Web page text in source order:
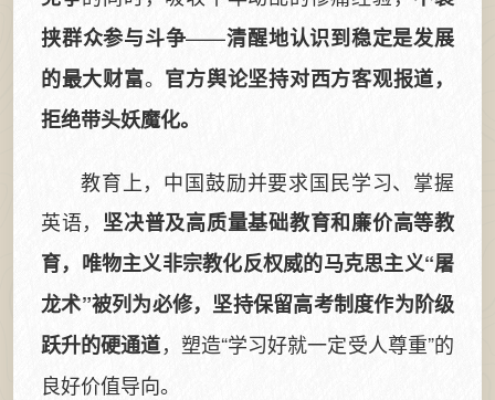
挟群众参与斗争——清醒地认识到稳定是发展
的最大财富。 官方舆论坚持对西方客观报道，
拒绝带头妖魔化。
教育上，中国鼓励并要求国民学习、掌握
英语， 坚决普及高质量基础教育和廉价高等教
育，唯物主义非宗教化反权威的马克思主义“屠
龙术”被列为必修，坚持保留高考制度作为阶级
跃升的硬通道，塑造“学习好就一定受人尊重”的
良好价值导向。